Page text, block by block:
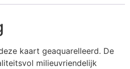
kaart geaquarelleerd. De
milieuvriendelijk